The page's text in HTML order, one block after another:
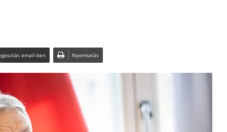
email-ben Nyomtatás